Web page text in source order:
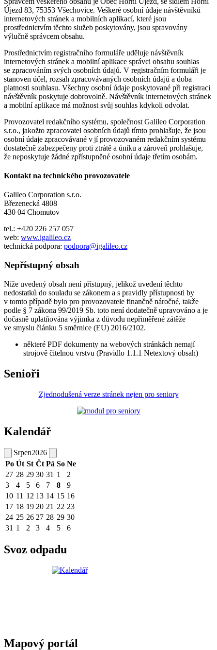
Újezd 83, 75353 Všechovice. Veškeré osobní údaje návštěvníků
internetových stránek a mobilních aplikací, které jsou
prostřednictvím těchto služeb poskytovány, jsou spravovány
výlučně správcem obsahu.
Prostřednictvím registračního formuláře uděluje návštěvník
internetových stránek a mobilní aplikace správci obsahu souhlas
se zpracováním svých osobních údajů. V registračním formuláři je
stanoven účel, rozsah zpracovávaných osobních údajů a doba
platnosti souhlasu. Všechny osobní údaje poskytované při registraci
návštěvník poskytuje dobrovolně. Návštěvník internetových stránek
a mobilní aplikace má možnost svůj souhlas kdykoli odvolat.
Provozovatel redakčního systému, společnost Galileo Corporation
s.r.o., jakožto zpracovatel osobních údajů tímto prohlašuje, že jsou
osobní údaje zpracovávané v jí provozovaném redakčním systému
dostatečně zabezpečeny proti ztrátě a úniku a zároveň prohlašuje,
že neposkytuje žádné zpřístupněné osobní údaje třetím osobám.
Kontakt na technického provozovatele
Galileo Corporation s.r.o.
Březenecká 4808
430 04 Chomutov
tel.: +420 226 257 057
web: www.igalileo.cz
technická podpora: podpora@igalileo.cz
Nepřístupný obsah
Níže uvedený obsah není přístupný, jelikož uvedení těchto
nedostatků do souladu se zákonem a s pravidly přístupnosti by
v tomto případě bylo pro provozovatele finančně náročné, takže
podle § 7 zákona 99/2019 Sb. toto není dodatečně upravováno a je
dočasně uplatňována výjimka z důvodu nepřiměřené zátěže
ve smyslu článku 5 směrnice (EU) 2016/2102.
některé PDF dokumenty na webových stránkách nemají
strojově čitelnou vrstvu (Pravidlo 1.1.1 Netextový obsah)
Senioři
Zjednodušená verze stránek nejen pro seniory
Kalendář
Srpen2026
Po Út St Čt Pá So Ne
27 28 29 30 31 1
2
3
4 5 6 7 8
9
10 11 12 13 14 15 16
17 18 19 20 21 22 23
24 25 26 27 28 29 30
31 1 2 3 4 5 6
Svoz odpadu
Mapový portál